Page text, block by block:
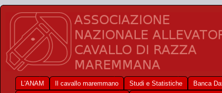
L'ANAM Il cavallo maremmano Studi e Statistiche
Banca